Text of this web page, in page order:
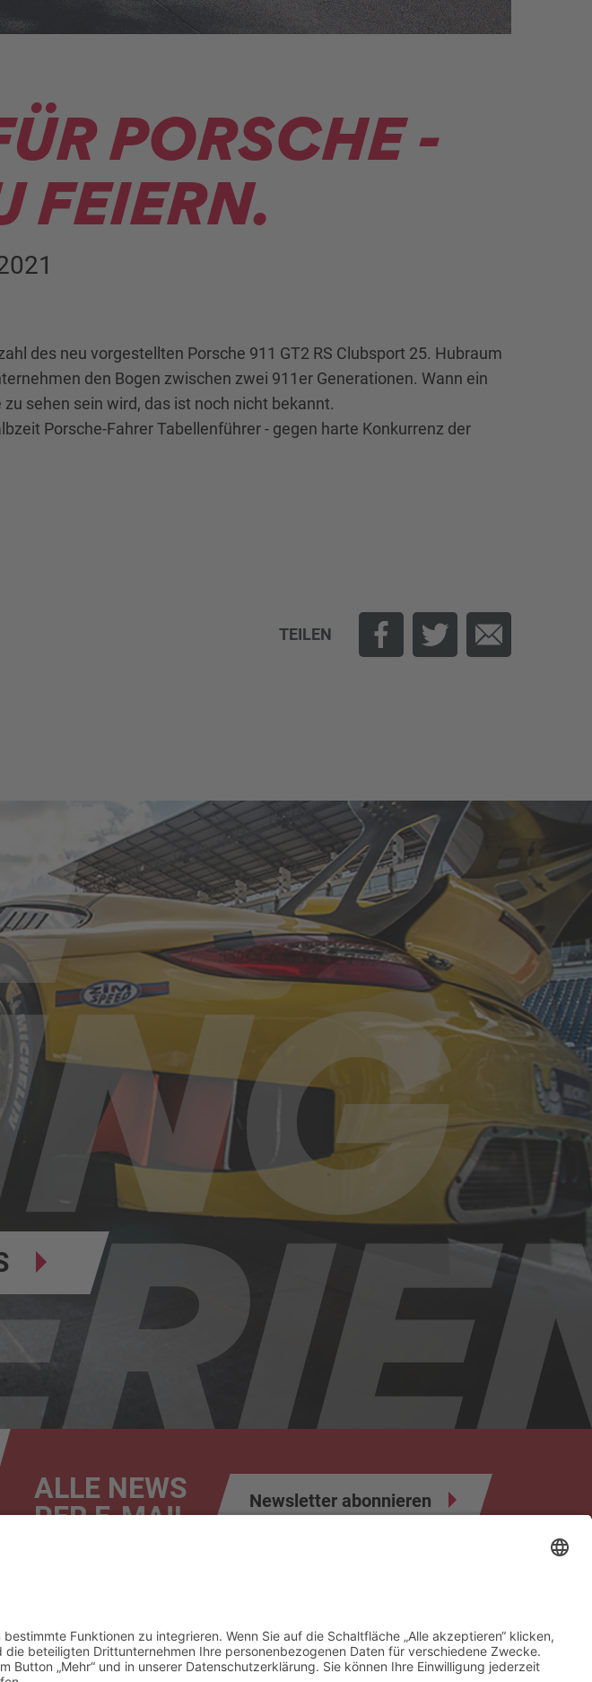
PORSCHE -
FEIERN.
des neu vorgestellten Porsche 911 GT2 RS Clubsport 25. Hubraum
den Bogen zwischen zwei 911er Generationen. Wann ein
sehen sein wird, das ist noch nicht bekannt.
Porsche-Fahrer Tabellenführer - gegen harte Konkurrenz der
TEILEN
ALLE NEWS
PER E-MAIL
Newsletter abonnieren
Bilder & Videos Fahrer Infos & Formulare Sponsoren & Partner Kontakt